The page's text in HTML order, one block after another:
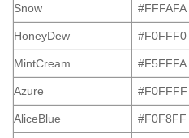
Snow #FFFAFA
HoneyDew #F0FFF0
MintCream #F5FFFA
Azure #F0FFFF
AliceBlue #F0F8FF